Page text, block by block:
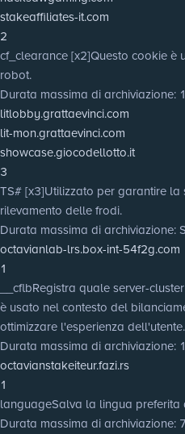
stakeaffiliates-it.com
2
cf_clearance [x2]Questo cookie è
robot.
Durata massima di archiviazione:
litlobby.grattaevinci.com
lit-mon.grattaevinci.com
showcase.giocodellotto.it
3
TS# [x3]Utilizzato per garantire la
rilevamento delle frodi.
Durata massima di archiviazione:
octavianlab-lrs.box-int-54f2g.com
1
__cflbRegistra quale server-
è usato nel contesto del
ottimizzare l'esperienza dell'utente.
Durata massima di archiviazione:
octavianstakeiteur.fazi.rs
1
languageSalva la lingua preferita
Durata massima di archiviazione: